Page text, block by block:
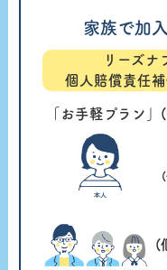
家族で加
リーズナ
個人賠償責任
「お手軽プラン
(